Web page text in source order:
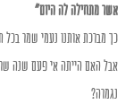
אשר מתחילה לה היום"
כך מברכת אותנו נעמי שמר בכל
אבל האם הייתה אי פעם שנה
נגמרה?